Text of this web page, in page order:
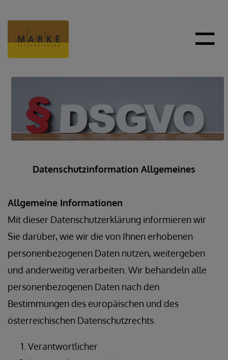
Datenschutzinformation Allgemeines
Allgemeine Informationen
Mit dieser Datenschutzerklärung informieren wir
Sie darüber, wie wir die von Ihnen erhobenen
personenbezogenen Daten nutzen, weitergeben
und anderweitig verarbeiten. Wir behandeln alle
personenbezogenen Daten nach den
Bestimmungen des europäischen und des
österreichischen Datenschutzrechts.
Verantwortlicher